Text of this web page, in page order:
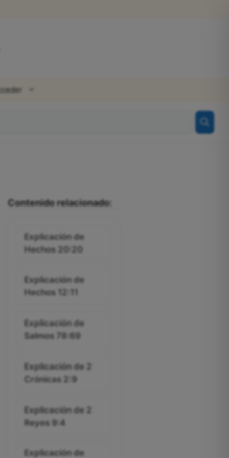
Contenido relacionado:
Explicación de
Hechos 20:20
Explicación de
Hechos 12:11
Explicación de
Salmos 78:69
Explicación de 2
Crónicas 2:9
Explicación de 2
Reyes 9:4
Explicación de